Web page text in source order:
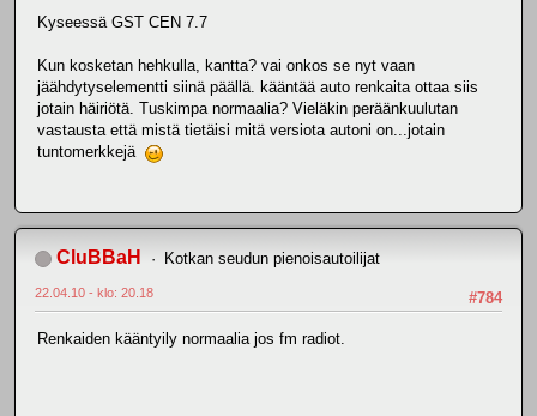
Kyseessä GST CEN 7.7
Kun kosketan hehkulla, kantta? vai onkos se nyt vaan
jäähdytyselementti siinä päällä. kääntää auto renkaita ottaa siis
jotain häiriötä. Tuskimpa normaalia? Vieläkin peräänkuulutan
vastausta että mistä tietäisi mitä versiota autoni on...jotain
tuntomerkkejä
CluBBaH Kotkan seudun pienoisautoilijat
#784
22.04.10 - klo: 20.18
Renkaiden kääntyily normaalia jos fm radiot.